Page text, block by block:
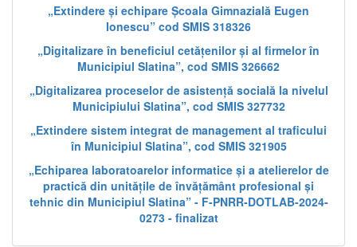
„Extindere și echipare Școala Gimnazială Eugen
Ionescu” cod SMIS 318326
„Digitalizare în beneficiul cetățenilor și al firmelor în
Municipiul Slatina”, cod SMIS 326662
„Digitalizarea proceselor de asistență socială la nivelul
Municipiului Slatina”, cod SMIS 327732
„Extindere sistem integrat de management al traficului
în Municipiul Slatina”, cod SMIS 321905
„Echiparea laboratoarelor informatice și a atelierelor de
practică din unitățile de învățământ profesional și
tehnic din Municipiul Slatina” - F-PNRR-DOTLAB-2024-
0273 - finalizat